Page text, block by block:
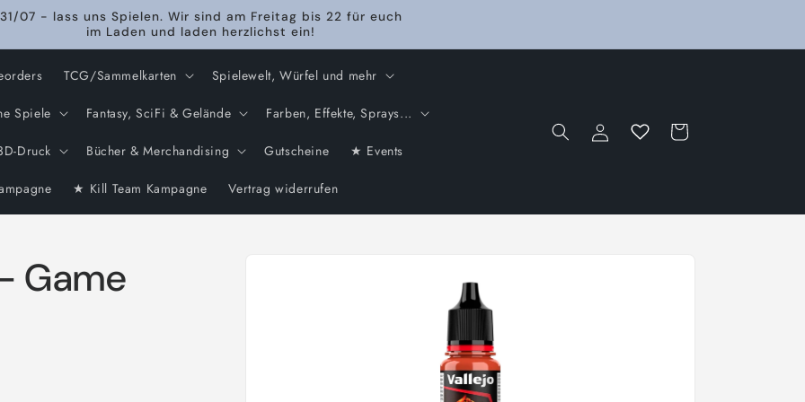
31/07 - lass uns Spielen. Wir sind am Freitag bis 22 für euch
im Laden und laden herzlichst ein!
TCG/Sammelkarten Spielewelt, Würfel und mehr
Spiele Fantasy, SciFi & Gelände Farben, Effekte, Sprays...
Druck Bücher & Merchandising Gutscheine ★ Events
★ Kill Team Kampagne Vertrag widerrufen
Einloggen Warenkorb
Game